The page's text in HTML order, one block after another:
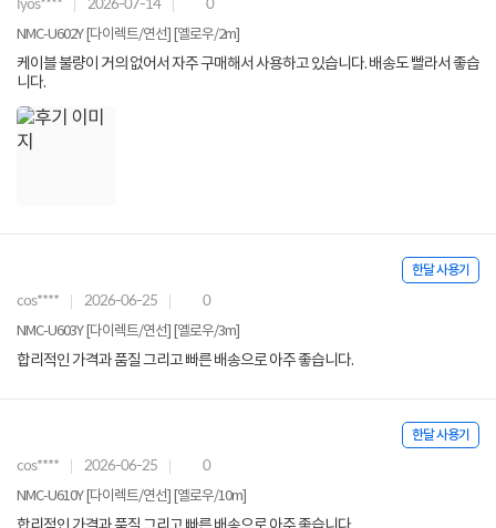
NMC-U602Y [다이렉트/연선] [옐로우/2m]
케이블 불량이 거의 없어서 자주 구매해서 사용하고 있습니다. 배송도 빨라서 좋습
니다.
한달 사용기
cos**** 2026-06-25 0
NMC-U603Y [다이렉트/연선] [옐로우/3m]
합리적인 가격과 품질 그리고 빠른 배송으로 아주 좋습니다.
한달 사용기
cos**** 2026-06-25 0
NMC-U610Y [다이렉트/연선] [옐로우/10m]